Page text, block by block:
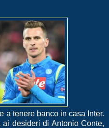
a tenere banco in casa Inter.
desideri di Antonio Conte,